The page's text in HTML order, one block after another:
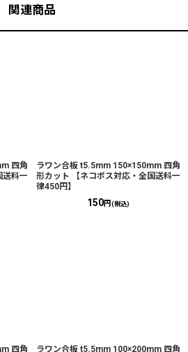
関連商品
四角
送料一
ラワン合板 t5.5mm 150×150mm 四角
形カット 【ネコポス対応・全国送料一
律450円】
150円(税込)
四角 ラワン合板 t5.5mm 100×200mm 四角